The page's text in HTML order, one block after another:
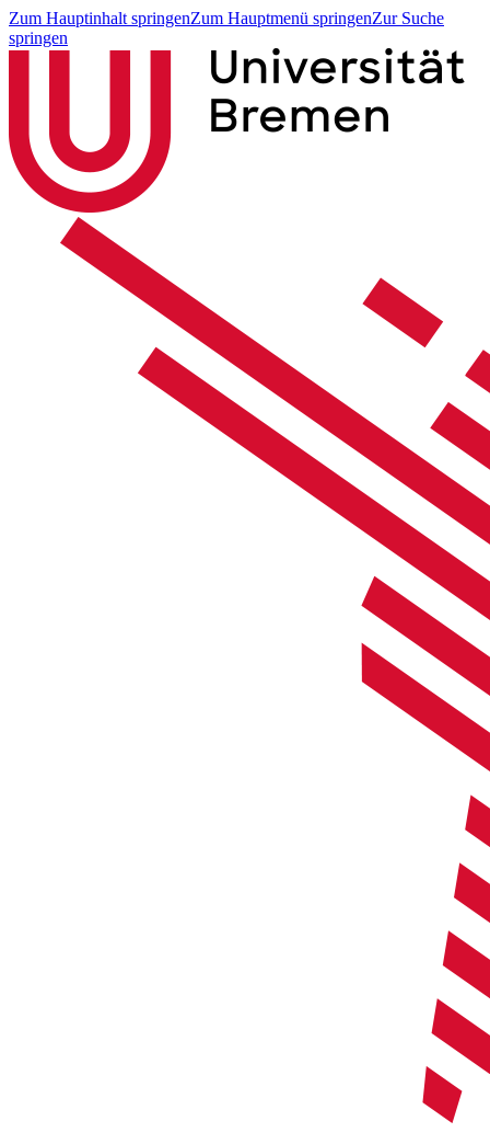
Zum Hauptinhalt springenZum Hauptmenü springenZur Suche
springen